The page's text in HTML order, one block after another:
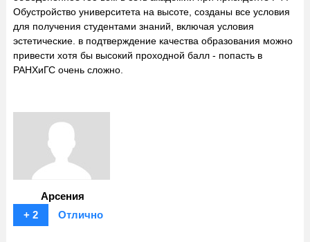
Обустройство университета на высоте, созданы все условия
для получения студентами знаний, включая условия
эстетические. в подтверждение качества образования можно
привести хотя бы высокий проходной балл - попасть в
РАНХиГС очень сложно.
Арсения
+ 2
Отлично